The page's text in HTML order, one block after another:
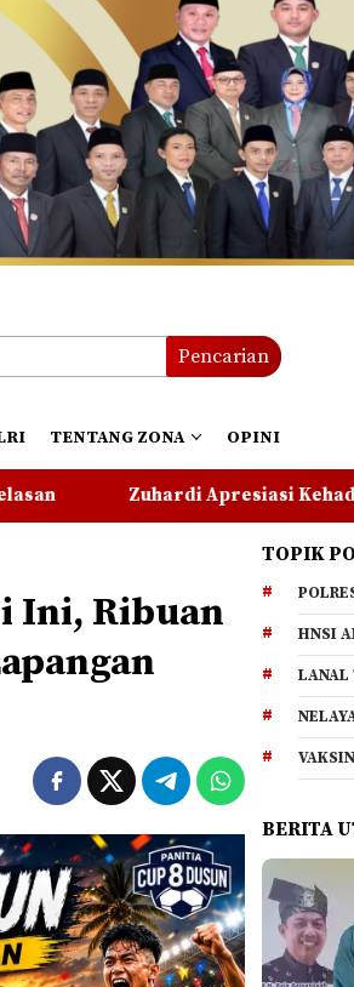
Pencarian
TENTANG ZONA OPINI
Kehadiran Pekerja PT CSA di
Ini, Ribuan
TOPIK
HNSI
LANAL
BERITA